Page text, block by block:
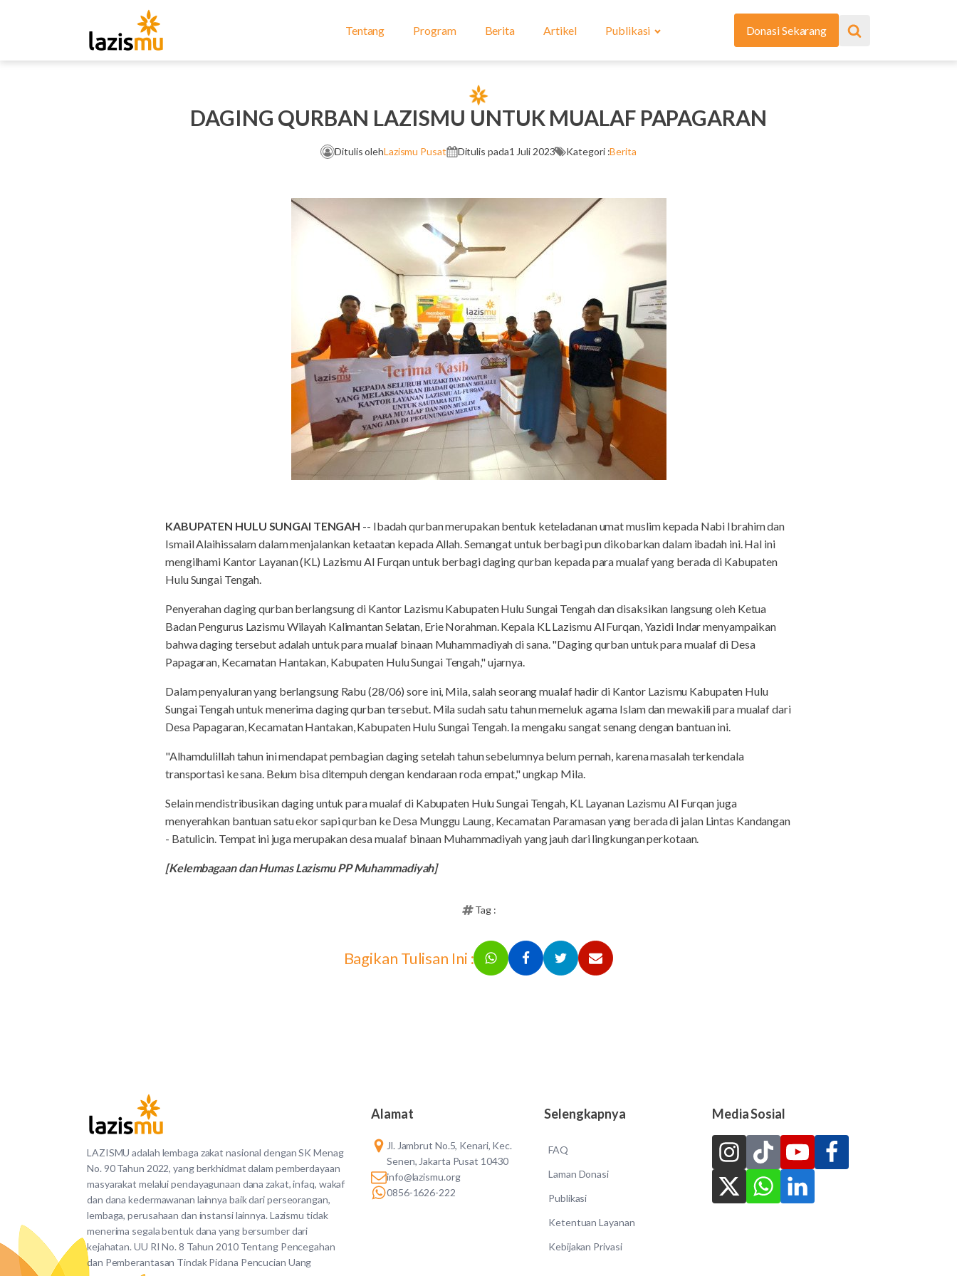
Tentang Program Berita Artikel Publikasi Donasi Sekarang
DAGING QURBAN LAZISMU UNTUK MUALAF PAPAGARAN
Ditulis olehLazismu Pusat Ditulis pada1 Juli 2023 Kategori :Berita
KABUPATEN HULU SUNGAI TENGAH -- Ibadah qurban merupakan bentuk keteladanan umat muslim kepada Nabi Ibrahim dan
Ismail Alaihissalam dalam menjalankan ketaatan kepada Allah. Semangat untuk berbagi pun dikobarkan dalam ibadah ini. Hal ini
mengilhami Kantor Layanan (KL) Lazismu Al Furqan untuk berbagi daging qurban kepada para mualaf yang berada di Kabupaten
Hulu Sungai Tengah.
Penyerahan daging qurban berlangsung di Kantor Lazismu Kabupaten Hulu Sungai Tengah dan disaksikan langsung oleh Ketua
Badan Pengurus Lazismu Wilayah Kalimantan Selatan, Erie Norahman. Kepala KL Lazismu Al Furqan, Yazidi Indar menyampaikan
bahwa daging tersebut adalah untuk para mualaf binaan Muhammadiyah di sana. "Daging qurban untuk para mualaf di Desa
Papagaran, Kecamatan Hantakan, Kabupaten Hulu Sungai Tengah," ujarnya.
Dalam penyaluran yang berlangsung Rabu (28/06) sore ini, Mila, salah seorang mualaf hadir di Kantor Lazismu Kabupaten Hulu
Sungai Tengah untuk menerima daging qurban tersebut. Mila sudah satu tahun memeluk agama Islam dan mewakili para mualaf dari
Desa Papagaran, Kecamatan Hantakan, Kabupaten Hulu Sungai Tengah. Ia mengaku sangat senang dengan bantuan ini.
"Alhamdulillah tahun ini mendapat pembagian daging setelah tahun sebelumnya belum pernah, karena masalah terkendala
transportasi ke sana. Belum bisa ditempuh dengan kendaraan roda empat," ungkap Mila.
Selain mendistribusikan daging untuk para mualaf di Kabupaten Hulu Sungai Tengah, KL Layanan Lazismu Al Furqan juga
menyerahkan bantuan satu ekor sapi qurban ke Desa Munggu Laung, Kecamatan Paramasan yang berada di jalan Lintas Kandangan
- Batulicin. Tempat ini juga merupakan desa mualaf binaan Muhammadiyah yang jauh dari lingkungan perkotaan.
[Kelembagaan dan Humas Lazismu PP Muhammadiyah]
Tag :
Bagikan Tulisan Ini :
LAZISMU adalah lembaga zakat nasional dengan SK Menag
No. 90 Tahun 2022, yang berkhidmat dalam pemberdayaan
masyarakat melalui pendayagunaan dana zakat, infaq, wakaf
dan dana kedermawanan lainnya baik dari perseorangan,
lembaga, perusahaan dan instansi lainnya. Lazismu tidak
menerima segala bentuk dana yang bersumber dari
kejahatan. UU RI No. 8 Tahun 2010 Tentang Pencegahan
dan Pemberantasan Tindak Pidana Pencucian Uang
Alamat
Jl. Jambrut No.5, Kenari, Kec.
Senen, Jakarta Pusat 10430
info@lazismu.org
0856-1626-222
Selengkapnya
FAQ
Laman Donasi
Publikasi
Ketentuan Layanan
Kebijakan Privasi
Media Sosial